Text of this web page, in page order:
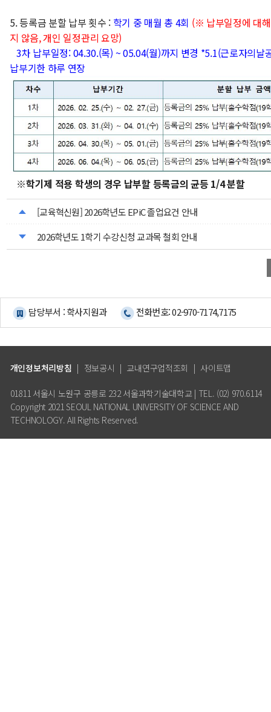
5. 등록금 분할 납부 횟수 : 학기 중 매월 총 4회 (※ 납부일정에 대
지 않음, 개인 일정관리 요망)
3차 납부일정: 04.30.(목) ~ 05.04(월)까지 변경 *5.1(근로자의날
납부기한 하루 연장
※학기제 적용 학생의 경우 납부할 등록금의 균등 1/4 분할
[교육혁신원] 2026학년도 EPiC 졸업요건 안내
2026학년도 1학기 수강신청 교과목 철회 안내
담당부서 : 학사지원과 전화번호: 02-970-7174,7175
개인정보처리방침 | 정보공시 | 교내연구업적조회 | 사이트맵
01811 서울시 노원구 공릉로 232 서울과학기술대학교 | TEL. (02) 970.6114
Copyright 2021 SEOUL NATIONAL UNIVERSITY OF SCIENCE AND
TECHNOLOGY. All Rights Reserved.